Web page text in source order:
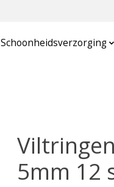
Schoonheidsverzorging
5mm 12